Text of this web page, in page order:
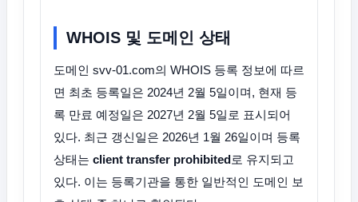
WHOIS 및 도메인 상태
도메인 svv-01.com의 WHOIS 등록 정보에 따르
면 최초 등록일은 2024년 2월 5일이며, 현재 등
록 만료 예정일은 2027년 2월 5일로 표시되어
있다. 최근 갱신일은 2026년 1월 26일이며 등록
상태는 client transfer prohibited로 유지되고
있다. 이는 등록기관을 통한 일반적인 도메인 보